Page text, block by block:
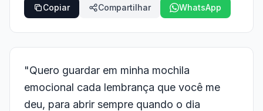
Copiar Compartilhar WhatsApp
"Quero guardar em minha mochila
emocional cada lembrança que você me
deu, para abrir sempre quando o dia